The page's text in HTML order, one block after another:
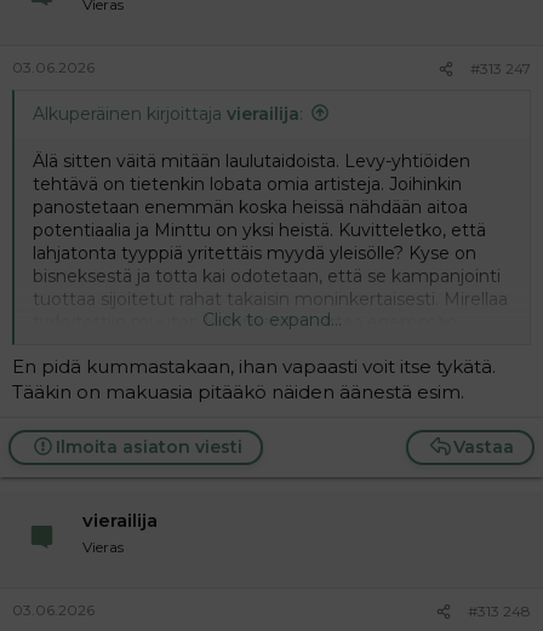
Vieras
03.06.2026 #313 247
Alkuperäinen kirjoittaja vierailija:
Älä sitten väitä mitään laulutaidoista. Levy-yhtiöiden
tehtävä on tietenkin lobata omia artisteja. Joihinkin
panostetaan enemmän koska heissä nähdään aitoa
potentiaalia ja Minttu on yksi heistä. Kuvitteletko, että
lahjatonta tyyppiä yritettäis myydä yleisölle? Kyse on
bisneksestä ja totta kai odotetaan, että se kampanjointi
tuottaa sijoitetut rahat takaisin moninkertaisesti. Mirellaa
tyrkytettiin muuten kymmenen kertaa enemmän,
se nasaali tyttömäinen laulutyyli on tosi rasittava. Minttu
on sentään imagoltaan ja ääneltään täysi nainen.
Click to expand...
En pidä kummastakaan, ihan vapaasti voit itse tykätä.
Tääkin on makuasia pitääkö näiden äänestä esim.
Vastaa
Ilmoita asiaton viesti
vierailija
Vieras
03.06.2026 #313 248